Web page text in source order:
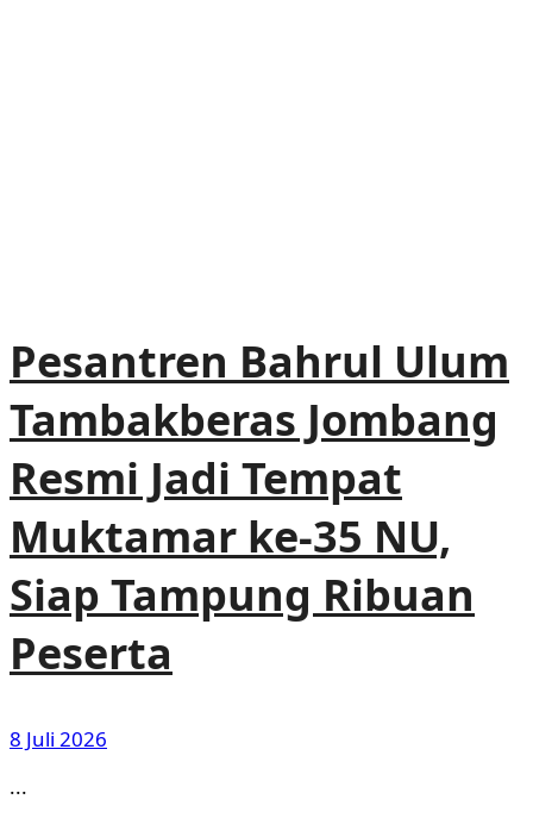
Pesantren Bahrul Ulum
Tambakberas Jombang
Resmi Jadi Tempat
Muktamar ke-35 NU,
Siap Tampung Ribuan
Peserta
8 Juli 2026
...